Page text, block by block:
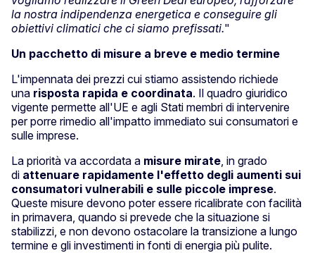
la nostra indipendenza energetica e conseguire gli
obiettivi climatici che ci siamo prefissati."
Un pacchetto di misure a breve e medio termine
L'impennata dei prezzi cui stiamo assistendo richiede
una risposta rapida e coordinata. Il quadro giuridico
vigente permette all'UE e agli Stati membri di intervenire
per porre rimedio all'impatto immediato sui consumatori e
sulle imprese.
La priorità va accordata a misure mirate , in grado
di attenuare rapidamente l'effetto degli aumenti sui
consumatori vulnerabili e sulle piccole imprese.
Queste misure devono poter essere ricalibrate con facilità
in primavera, quando si prevede che la situazione si
stabilizzi, e non devono ostacolare la transizione a lungo
termine e gli investimenti in fonti di energia più pulite.